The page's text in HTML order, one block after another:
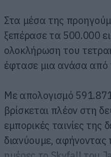
Στα μέσα της
ξεπέρασε τα 500.000
ολοκλήρωση του
έφτασε μια ανάσα από
Με απολογισμό
βρίσκεται πλέον στη
εμπορικές ταινίες της
διανύουμε, αφήνοντας